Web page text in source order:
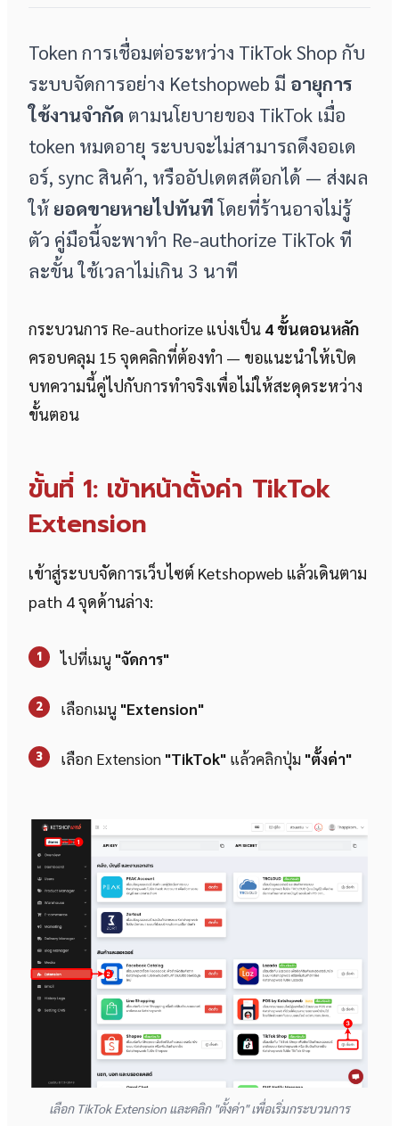
Token การเชื่อมต่อระหว่าง TikTok Shop กับ
ระบบจัดการอย่าง Ketshopweb มี อายุการ
ใช้งานจำกัด ตามนโยบายของ TikTok เมื่อ
token หมดอายุ ระบบจะไม่สามารถดึงออเด
อร์, sync สินค้า, หรืออัปเดตสต๊อกได้ — ส่งผล
ให้ยอดขายหายไปทันทีโดยที่ร้านอาจไม่รู้
ตัว คู่มือนี้จะพาทำ Re-authorize TikTok ที
ละขั้น ใช้เวลาไม่เกิน 3 นาที
กระบวนการ Re-authorize แบ่งเป็น 4 ขั้นตอนหลัก
ครอบคลุม 15 จุดคลิกที่ต้องทำ — ขอแนะนำให้เปิด
บทความนี้คู่ไปกับการทำจริงเพื่อไม่ให้สะดุดระหว่าง
ขั้นตอน
ขั้นที่ 1: เข้าหน้าตั้งค่า TikTok
Extension
เข้าสู่ระบบจัดการเว็บไซต์ Ketshopweb แล้วเดินตาม
path 4 จุดด้านล่าง:
1 ไปที่เมนู "จัดการ"
2 เลือกเมนู "Extension"
3 เลือก Extension "TikTok" แล้วคลิกปุ่ม "ตั้งค่า"
เลือก TikTok Extension และคลิก "ตั้งค่า" เพื่อเริ่มกระบวนการ